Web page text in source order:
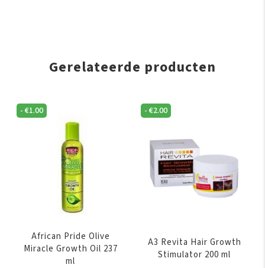
Gerelateerde producten
-€1.00
African Pride Olive
Miracle Growth Oil 237
ml
-€2.00
A3 Revita Hair Growth
Stimulator 200 ml